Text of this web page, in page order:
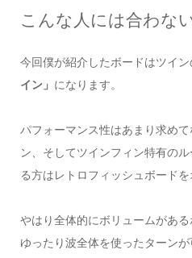
こんな人には合わな
今回僕が紹介したボードはツイン
イン」 になります。
パフォーマンス性はあまり求め
ン、そしてツインフィン特有の
る方はレトロフィッシュボードを
やはり全体的にボリュームがあ
ゆったり波全体を使ったターンが